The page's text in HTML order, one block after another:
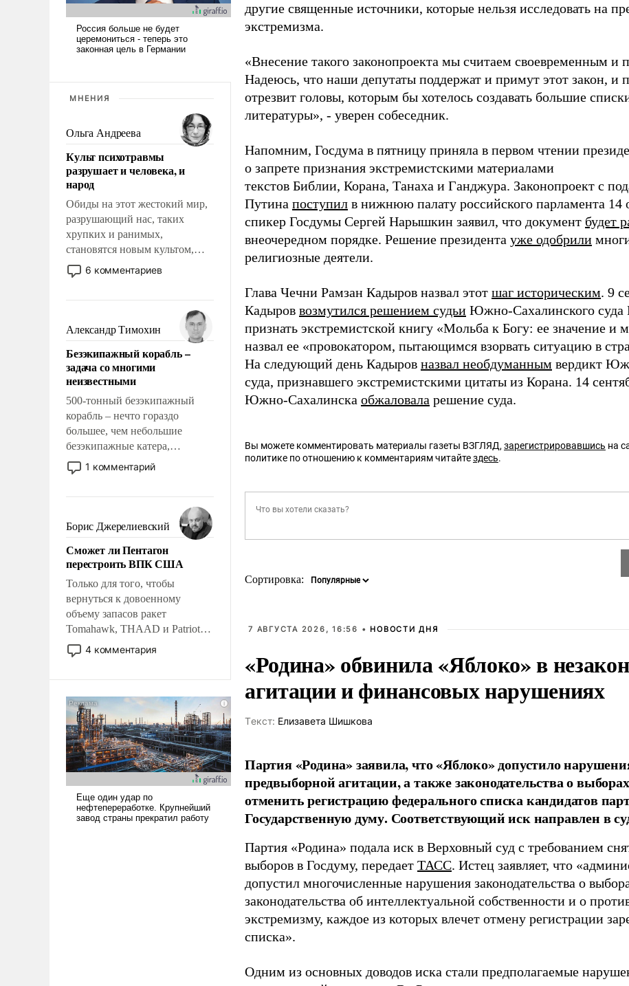
МНЕНИЯ
Ольга Андреева
Культ психотравмы
разрушает и человека, и
народ
Обиды на этот жестокий мир,
разрушающий нас, таких
хрупких и ранимых,
становятся новым культом,
постепенно вытесняя и
отменяя традиционное
мужественным и твердым под
ударами судьбы, брать на себя
ответственность, помогать
слабым, идти вперед и
адаптироваться.
6 комментариев
Александр Тимохин
Безэкипажный корабль –
задача со многими
неизвестными
500-тонный безэкипажный
корабль – нечто гораздо
большее, чем небольшие
безэкипажные катера,
применение которых уже
стало обыденностью. Задача по
сложна и амбициозна. Однако
и ее реализация радикально
поднимет наши боевые
возможности.
1 комментарий
Борис Джерелиевский
Сможет ли Пентагон
перестроить ВПК США
Только для того, чтобы
вернуться к довоенному
объему запасов ракет
Tomahawk, THAAD и Patriot
США потребуется более трех
лет. Даже небольшая война с
Сложившаяся ситуация
означает многолетний период
уязвимости США, например,
перед Китаем.
4 комментария
другие священные источники, которые нельзя исследовать на
экстремизма.
«Внесение такого законопроекта мы считаем своевременным и
Надеюсь, что наши депутаты поддержат и примут этот закон, и
отрезвит головы, которым бы хотелось создавать большие
литературы», - уверен собеседник.
Напомним, Госдума в пятницу приняла в первом чтении
о запрете признания экстремистскими материалами
текстов Библии, Корана, Танаха и Ганджура. Законопроект с
Путина поступил в нижнюю палату российского парламента 14
спикер Госдумы Сергей Нарышкин заявил, что документ будет
внеочередном порядке. Решение президента уже одобрили
религиозные деятели.
Глава Чечни Рамзан Кадыров назвал этот шаг историческим. 9
Кадыров возмутился решением судьи Южно-Сахалинского суда
признать экстремистской книгу «Мольба к Богу: ее значение и
назвал ее «провокатором, пытающимся взорвать ситуацию в
На следующий день Кадыров назвал необдуманным вердикт
суда, признавшего экстремистскими цитаты из Корана. 14
Южно-Сахалинска обжаловала решение суда.
Вы можете комментировать материалы газеты ВЗГЛЯД, зарегистрировавшись на
политике по отношению к комментариям читайтездесь.
Сортировка:
7 АВГУСТА 2026, 16:56 • НОВОСТИ ДНЯ
«Родина» обвинила «Яблоко» в
агитации и финансовых нарушениях
Tекст: Елизавета Шишкова
Партия «Родина» заявила, что «Яблоко» допустило
предвыборной агитации, а также законодательства о
отменить регистрацию федерального списка кандидатов
Государственную думу. Соответствующий иск направлен в
Партия «Родина» подала иск в Верховный суд с требованием
выборов в Госдуму, передает ТАСС. Истец заявляет, что
допустил многочисленные нарушения законодательства о
законодательства об интеллектуальной собственности и о
экстремизму, каждое из которых влечет отмену регистрации
списка».
Одним из основных доводов иска стали предполагаемые